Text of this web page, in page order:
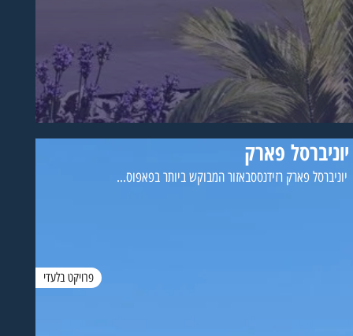
יוניברסל פארק
יוניברסל פארק רזידנססבאזור המבוקש ביותר בפאפוס...
פרויקט בלעדי